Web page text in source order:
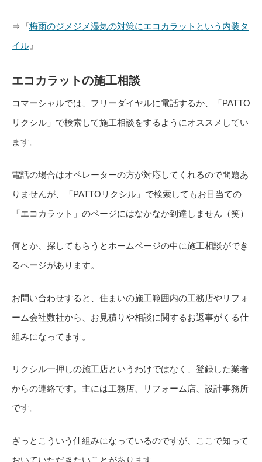
⇒『梅雨のジメジメ湿気の対策にエコカラットという内装タ
イル 』
エコカラットの施工相談
コマーシャルでは、フリーダイヤルに電話するか、「PATTO
リクシル」で検索して施工相談をするようにオススメしてい
ます。
電話の場合はオペレーターの方が対応してくれるので問題あ
りませんが、「PATTOリクシル」で検索してもお目当ての
「エコカラット」のページにはなかなか到達しません（笑）
何とか、探してもらうとホームページの中に施工相談ができ
るページがあります。
お問い合わせすると、住まいの施工範囲内の工務店やリフォ
ーム会社数社から、お見積りや相談に関するお返事がくる仕
組みになってます。
リクシル一押しの施工店というわけではなく、登録した業者
からの連絡です。主には工務店、リフォーム店、設計事務所
です。
ざっとこういう仕組みになっているのですが、ここで知って
おいていただきたいことがあります。